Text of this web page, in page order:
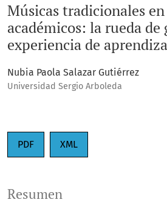
Músicas tradicionales
académicos: la rueda
experiencia de
Nubia Paola Salazar Gutiérrez
Universidad Sergio Arboleda
PDF XML
Resumen